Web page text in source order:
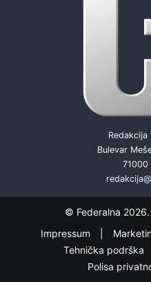
Redakcija
Bulevar
71000
© Federalna
Impressum
Tehnička podrška
Polisa